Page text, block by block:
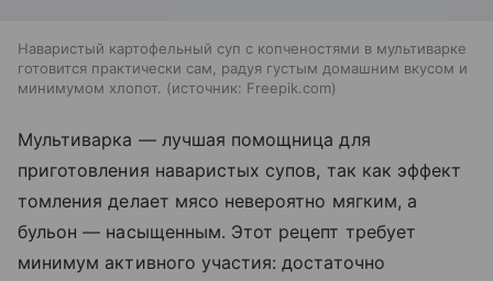
Наваристый картофельный суп с копченостями в мультиварке
готовится практически сам, радуя густым домашним вкусом и
минимумом хлопот.
источник: Freepik.com
Мультиварка — лучшая помощница для
приготовления наваристых супов, так как эффект
томления делает мясо невероятно мягким, а
бульон — насыщенным. Этот рецепт требует
минимум активного участия: достаточно